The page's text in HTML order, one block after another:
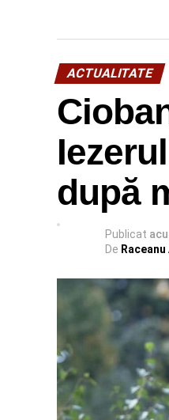
importante
Pucioasa I,
Urmărește
ACTUALITATE
după
Publicat
De